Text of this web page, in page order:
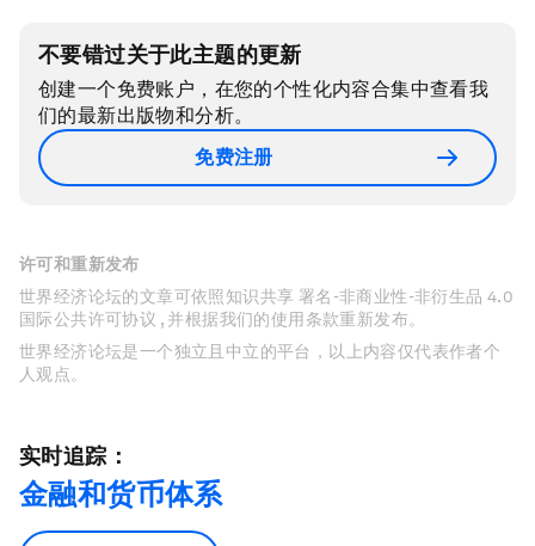
不要错过关于此主题的更新
创建一个免费账户，在您的个性化内容合集中查看我
们的最新出版物和分析。
免费注册
许可和重新发布
世界经济论坛的文章可依照知识共享 署名-非商业性-非衍生品 4.0
国际公共许可协议 , 并根据我们的使用条款重新发布。
世界经济论坛是一个独立且中立的平台，以上内容仅代表作者个
人观点。
实时追踪：
金融和货币体系